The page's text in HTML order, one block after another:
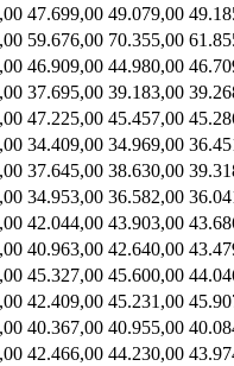
47.699,00 49.079,00
59.676,00 70.355,00
46.909,00 44.980,00
37.695,00 39.183,00
47.225,00 45.457,00
34.409,00 34.969,00
37.645,00 38.630,00
34.953,00 36.582,00
42.044,00 43.903,00
40.963,00 42.640,00
45.327,00 45.600,00
42.409,00 45.231,00
40.367,00 40.955,00
42.466,00 44.230,00